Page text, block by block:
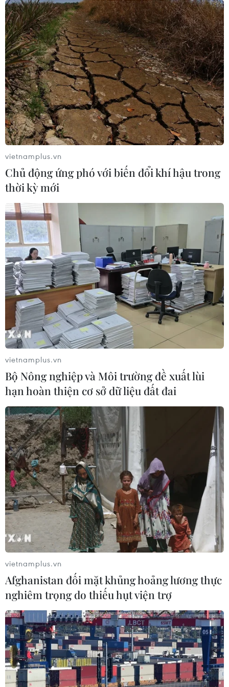
tương lai, vì vậy một phần chi phí vay nên được
phân bổ cho tương lai.
Theo ông Bùi Quang Tuấn, các hoạt động chủ
yếu như ban hành cơ chế ưu đãi cho Đầu tư
Xanh, Tín dụng Xanh nhằm khuyến khích đầu
tư vào các Dự án Xanh, thúc đẩy Tăng trưởng
Xanh ở các địa phương cần được đẩy mạnh.
Bên cạnh đó, các cấp quản lý nghiên cứu, đề
xuất xây dựng các giải pháp tập trung nguồn lực
quy định về quản lý và sử dụng vốn hỗ trợ phát
triển chính thức (ODA) và vốn vay ưu đãi của
nhà tài trợ nước ngoài. Những động thái này
nhằm hỗ trợ, tạo điều kiện cho việc tiếp cận
nguồn vốn cho Tăng trưởng Xanh của nước
ngoài. Mặt khác, công tác quản lý Nhà nước cần
nâng cấp, thể chế hóa Bộ chỉ số doanh nghiệp
bền vững (CSI) và yêu cầu Báo cáo bền vững đối
với doanh nghiệp ở các địa phương.../.
(Vietnam+)
#Ngân hàng Thế giới #FDI
#ODA
#Hỗ trợ phát triển chính thức
Theo dõi VietnamPlus
TIN LIÊN QUAN
vietnamplus.vn
Chủ động ứng phó với biến đổi khí hậu trong
thời kỳ mới
vietnamplus.vn
Bộ Nông nghiệp và Môi trường đề xuất lùi
hạn hoàn thiện cơ sở dữ liệu đất đai
vietnamplus.vn
Afghanistan đối mặt khủng hoảng lương thực
nghiêm trọng do thiếu hụt viện trợ